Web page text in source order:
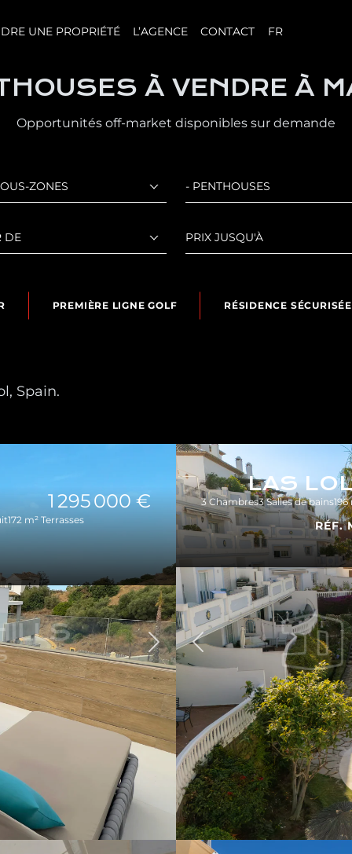
UNE PROPRIÉTÉ L’AGENCE CONTACT FR
À VENDRE À
Opportunités off-market disponibles sur demande
ZONES - PENTHOUSES
DE PRIX JUSQU'À
PREMIÈRE LIGNE GOLF RÉSIDENCE SÉCURISÉE
Spain.
1 295 000 €
172 m² Terrasses
Suivant
LAS
3 Chambres3 Salles de bains196
RÉF.
Précédent